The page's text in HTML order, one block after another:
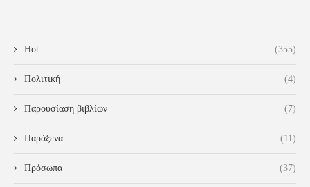
Hot (355)
Πολιτική (4)
Παρουσίαση βιβλίων (7)
Παράξενα (11)
Πρόσωπα (37)